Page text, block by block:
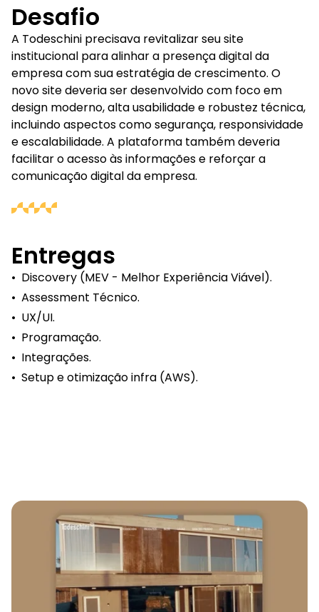
Desafio
A Todeschini precisava revitalizar seu site
institucional para alinhar a presença digital da
empresa com sua estratégia de crescimento. O
novo site deveria ser desenvolvido com foco em
design moderno, alta usabilidade e robustez técnica,
incluindo aspectos como segurança, responsividade
e escalabilidade. A plataforma também deveria
facilitar o acesso às informações e reforçar a
comunicação digital da empresa.
Entregas
• Discovery (MEV - Melhor Experiência Viável).
• Assessment Técnico.
• UX/UI.
• Programação.
• Integrações.
• Setup e otimização infra (AWS).